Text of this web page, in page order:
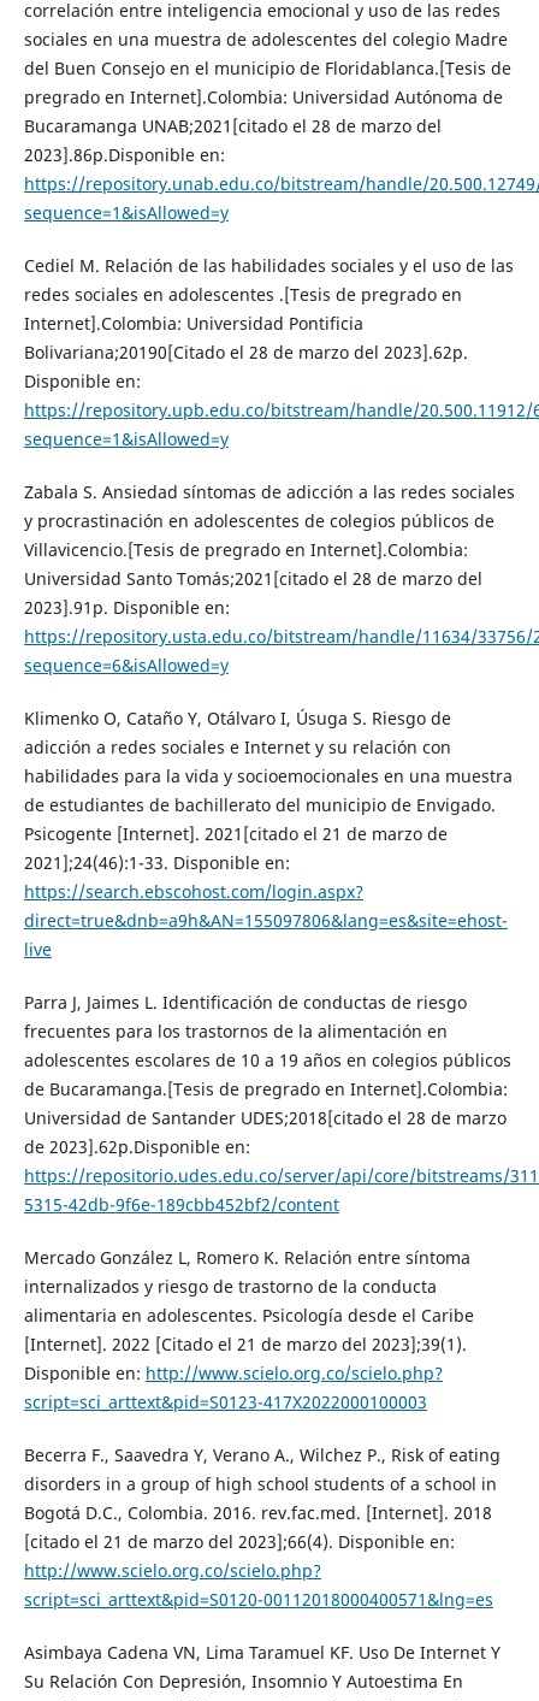
correlación entre inteligencia emocional y uso de las redes
sociales en una muestra de adolescentes del colegio Madre
del Buen Consejo en el municipio de Floridablanca.[Tesis de
pregrado en Internet].Colombia: Universidad Autónoma de
Bucaramanga UNAB;2021[citado el 28 de marzo del
2023].86p.Disponible en:
https://repository.unab.edu.co/bitstream/handle/20.500.12749/
sequence=1&isAllowed=y
Cediel M. Relación de las habilidades sociales y el uso de las
redes sociales en adolescentes .[Tesis de pregrado en
Internet].Colombia: Universidad Pontificia
Bolivariana;20190[Citado el 28 de marzo del 2023].62p.
Disponible en:
https://repository.upb.edu.co/bitstream/handle/20.500.11912/
sequence=1&isAllowed=y
Zabala S. Ansiedad síntomas de adicción a las redes sociales
y procrastinación en adolescentes de colegios públicos de
Villavicencio.[Tesis de pregrado en Internet].Colombia:
Universidad Santo Tomás;2021[citado el 28 de marzo del
2023].91p. Disponible en:
https://repository.usta.edu.co/bitstream/handle/11634/33756/
sequence=6&isAllowed=y
Klimenko O, Cataño Y, Otálvaro I, Úsuga S. Riesgo de
adicción a redes sociales e Internet y su relación con
habilidades para la vida y socioemocionales en una muestra
de estudiantes de bachillerato del municipio de Envigado.
Psicogente [Internet]. 2021[citado el 21 de marzo de
2021];24(46):1-33. Disponible en:
https://search.ebscohost.com/login.aspx?
direct=true&dnb=a9h&AN=155097806&lang=es&site=ehost-
live
Parra J, Jaimes L. Identificación de conductas de riesgo
frecuentes para los trastornos de la alimentación en
adolescentes escolares de 10 a 19 años en colegios públicos
de Bucaramanga.[Tesis de pregrado en Internet].Colombia:
Universidad de Santander UDES;2018[citado el 28 de marzo
de 2023].62p.Disponible en:
https://repositorio.udes.edu.co/server/api/core/bitstreams/
5315-42db-9f6e-189cbb452bf2/content
Mercado González L, Romero K. Relación entre síntoma
internalizados y riesgo de trastorno de la conducta
alimentaria en adolescentes. Psicología desde el Caribe
[Internet]. 2022 [Citado el 21 de marzo del 2023];39(1).
Disponible en: http://www.scielo.org.co/scielo.php?
script=sci_arttext&pid=S0123-417X2022000100003
Becerra F., Saavedra Y, Verano A., Wilchez P., Risk of eating
disorders in a group of high school students of a school in
Bogotá D.C., Colombia. 2016. rev.fac.med. [Internet]. 2018
[citado el 21 de marzo del 2023];66(4). Disponible en:
http://www.scielo.org.co/scielo.php?
script=sci_arttext&pid=S0120-00112018000400571&lng=es
Asimbaya Cadena VN, Lima Taramuel KF. Uso De Internet Y
Su Relación Con Depresión, Insomnio Y Autoestima En